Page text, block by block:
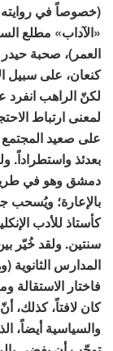
(خصوصاً في روايته
«الآداب» مطلع
العمر)، صحبة
كنعان، على سبيل
لكنّ الراهب
لمعنى ارتباط
على صعيد المجتمع
دمشق وهو في
بالإعارة؛ ويُسحب
كأستاذ للأدب
سنتين. ولقد خُيّر
المدارس الثانوية
فاختار الاستقالة
كان لافتاً، كذلك،
والسياسية أيضاً،